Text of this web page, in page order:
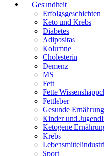
Gesundheit
Erfolgsgeschichten
Keto und Krebs
Diabetes
Adipositas
Kolumne
Cholesterin
Demenz
MS
Fett
Fette
Fettleber
Gesunde Ernährung
Kinder und
Ketogene
Krebs
Sport